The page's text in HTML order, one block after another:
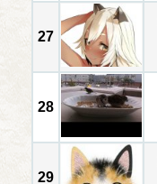
27
28
29